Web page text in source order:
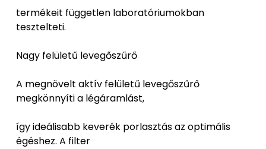
termékeit független laboratóriumokban
tesztelteti.
Nagy felületű levegőszűrő
A megnövelt aktív felületű levegőszűrő
megkönnyíti a légáramlást,
így ideálisabb keverék porlasztás az optimális
égéshez. A filter